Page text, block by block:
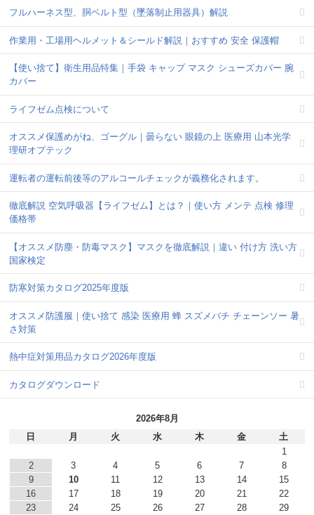
フルハーネス型、胴ベルト型（墜落制止用器具）解説
作業用・工場用ヘルメット＆シールド解説｜おすすめ 安全 保護帽
【使い捨て】衛生用品特集｜手袋 キャップ マスク シューズカバー 腕
カバー
ライフゼム点検について
オススメ保護めがね、ゴーグル｜曇らない 眼鏡の上 医療用 山本光学
理研オプテック
運転者の運転前後等のアルコールチェックが義務化されます。
徹底解説 空気呼吸器【ライフゼム】とは？｜使い方 メンテ 点検 修理
価格帯
【オススメ防塵・防毒マスク】マスクを徹底解説｜違い 付け方 洗い方
国家検定
防寒対策カタログ2025年度版
オススメ防護服｜使い捨て 感染 医療用 蜂 スズメバチ チェーンソー 暑
さ対策
熱中症対策用品カタログ2026年度版
カタログダウンロード
2026年8月
日
月 火 水 木 金
土
1
2
3 4 5 6 7
8
9
10 11 12 13 14
15
16
17 18 19 20 21
22
23
24 25 26 27 28
29